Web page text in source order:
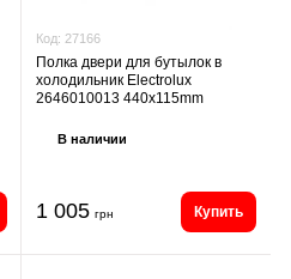
Код: 27166
Полка двери для бутылок в
холодильник Electrolux
2646010013 440x115mm
В наличии
1 005 грн Купить